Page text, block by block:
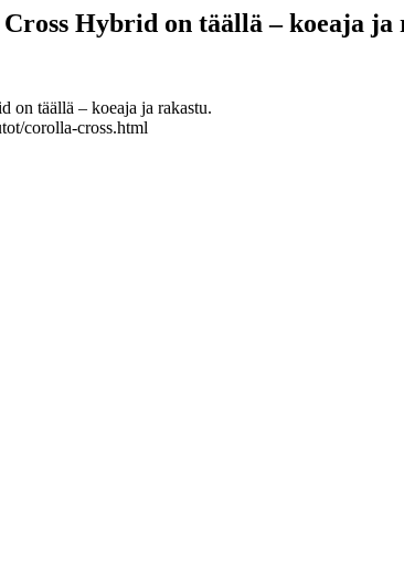
Hybrid on täällä – koeaja ja
on täällä – koeaja ja rakastu.
corolla-cross.html